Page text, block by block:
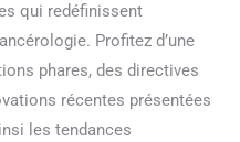
qui redéfinissent
Profitez d’une
phares, des directives
récentes présentées
les tendances